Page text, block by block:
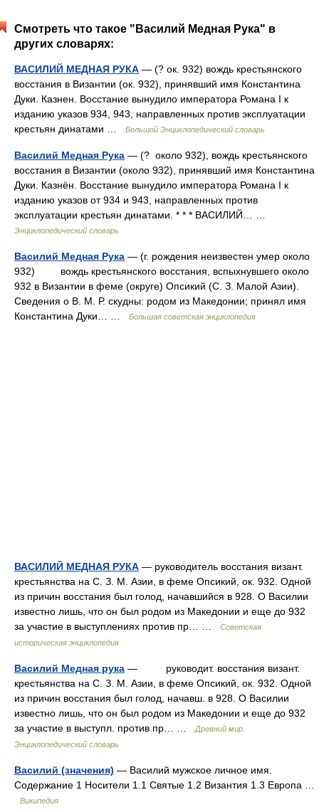
Смотреть что такое "Василий Медная Рука" в
других словарях:
ВАСИЛИЙ МЕДНАЯ РУКА — (? ок. 932) вождь крестьянского
восстания в Византии (ок. 932), принявший имя Константина
Дуки. Казнен. Восстание вынудило императора Романа I к
изданию указов 934, 943, направленных против эксплуатации
крестьян динатами …
Большой Энциклопедический словарь
Василий Медная Рука — (? около 932), вождь крестьянского
восстания в Византии (около 932), принявший имя Константина
Дуки. Казнён. Восстание вынудило императора Романа I к
изданию указов от 934 и 943, направленных против
эксплуатации крестьян динатами. * * * ВАСИЛИЙ… …
Энциклопедический словарь
Василий Медная Рука — (г. рождения неизвестен умер около
932) вождь крестьянского восстания, вспыхнувшего около
932 в Византии в феме (округе) Опсикий (С. З. Малой Азии).
Сведения о В. М. Р. скудны: родом из Македонии; принял имя
Константина Дуки… …
Большая советская энциклопедия
ВАСИЛИЙ МЕДНАЯ РУКА — руководитель восстания визант.
крестьянства на С. З. М. Азии, в феме Опсикий, ок. 932. Одной
из причин восстания был голод, начавшийся в 928. О Василии
известно лишь, что он был родом из Македонии и еще до 932
за участие в выступлениях против пр… …
Советская
историческая энциклопедия
Василий Медная рука — руководит. восстания визант.
крестьянства на С. З. М. Азии, в феме Опсикий, ок. 932. Одной
из причин восстания был голод, начавш. в 928. О Василии
известно лишь, что он был родом из Македонии и еще до 932
за участие в выступл. против пр… …
Древний мир.
Энциклопедический словарь
Василий (значения) — Василий мужское личное имя.
Содержание 1 Носители 1.1 Святые 1.2 Византия 1.3 Европа …
Википедия